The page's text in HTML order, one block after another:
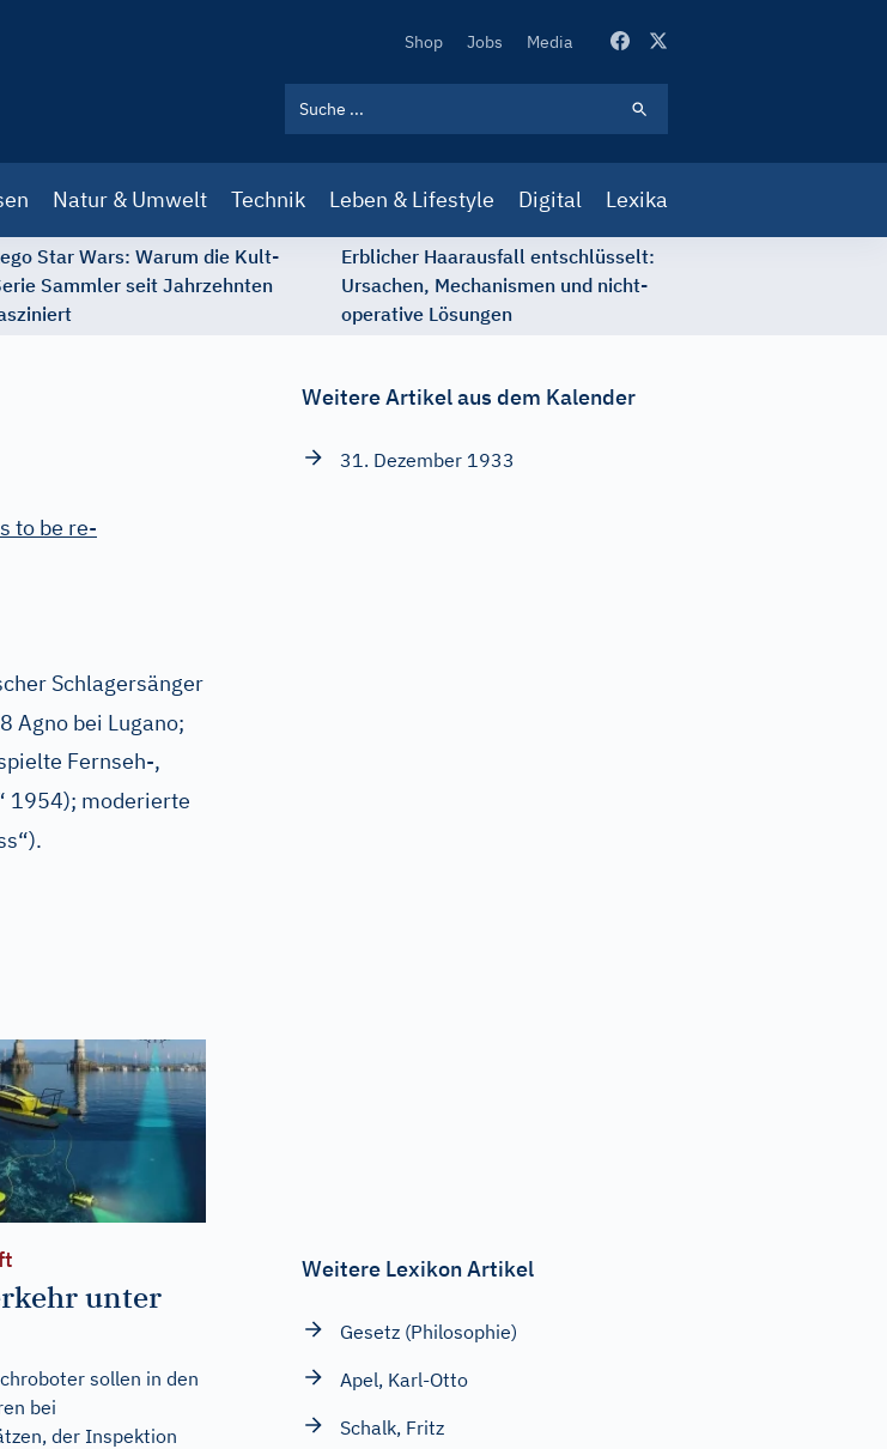
Secondary
Shop Jobs Media
Natur & Umwelt Technik Leben & Lifestyle Digital Lexika
Star Wars: Warum die Kult-
Sammler seit Jahrzehnten
Erblicher Haarausfall entschlüsselt:
Ursachen, Mechanismen und nicht-
operative Lösungen
to be re-
Schlagersänger
Agno bei Lugano;
Fernseh-,
1954); moderierte
unter
sollen in den
bei
der Inspektion
Weitere Artikel aus dem Kalender
31. Dezember 1933
Weitere Lexikon Artikel
Gesetz (Philosophie)
Apel, Karl-Otto
Schalk, Fritz